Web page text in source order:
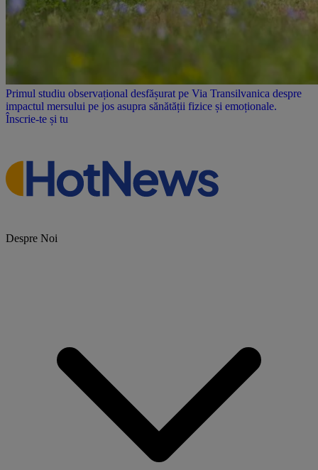
Primul studiu observațional desfășurat pe Via Transilvanica despre
impactul mersului pe jos asupra sănătății fizice și emoționale.
Înscrie-te și tu
Despre Noi